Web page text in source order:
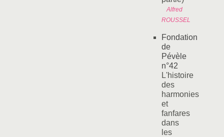
Alfred
ROUSSEL
Fondation
de
Pévèle
n°42
L'histoire
des
harmonies
et
fanfares
dans
les